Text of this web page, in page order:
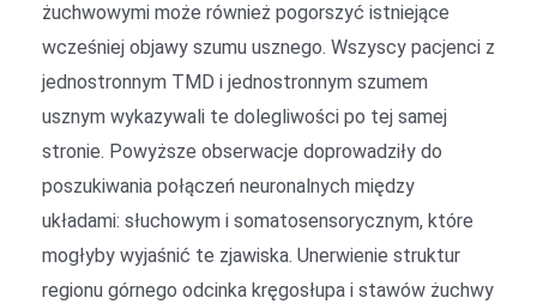
żuchwowymi może również pogorszyć istniejące
wcześniej objawy szumu usznego. Wszyscy pacjenci z
jednostronnym TMD i jednostronnym szumem
usznym wykazywali te dolegliwości po tej samej
stronie. Powyższe obserwacje doprowadziły do
poszukiwania połączeń neuronalnych między
układami: słuchowym i somatosensorycznym, które
mogłyby wyjaśnić te zjawiska. Unerwienie struktur
regionu górnego odcinka kręgosłupa i stawów żuchwy